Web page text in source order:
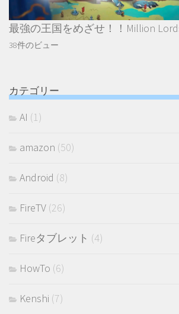
最強の王国をめざせ！！Million
38件のビュー
カテゴリー
AI (1)
amazon (50)
Android (8)
FireTV (26)
Fireタブレット (4)
HowTo (6)
Kenshi (7)